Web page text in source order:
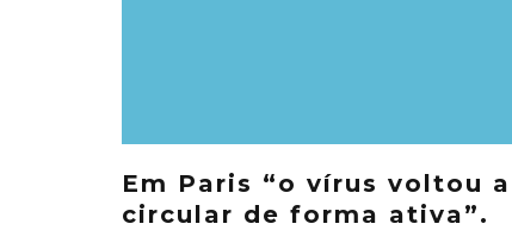
Em Paris “o vírus voltou a
circular de forma ativa”.